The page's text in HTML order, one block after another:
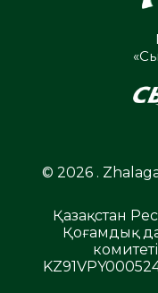
© 2026 .
Қазақстан
Қоғамдық